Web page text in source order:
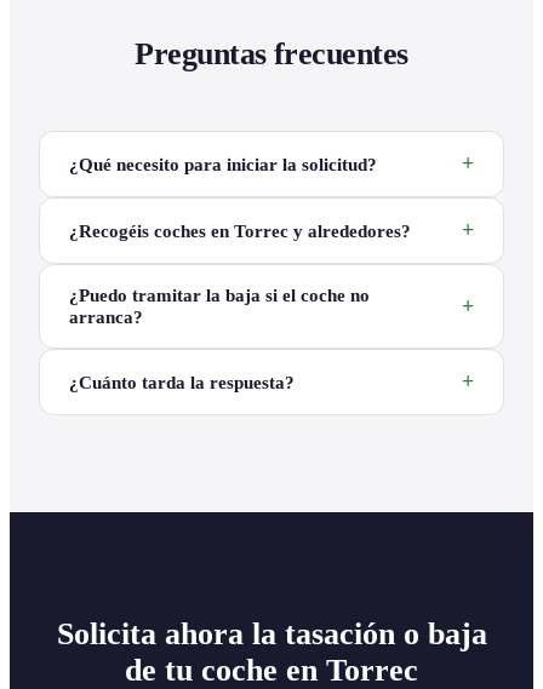
Preguntas frecuentes
¿Qué necesito para iniciar la solicitud?
¿Recogéis coches en Torrec y alrededores?
¿Puedo tramitar la baja si el coche no
arranca?
¿Cuánto tarda la respuesta?
Solicita ahora la tasación o baja
de tu coche en Torrec